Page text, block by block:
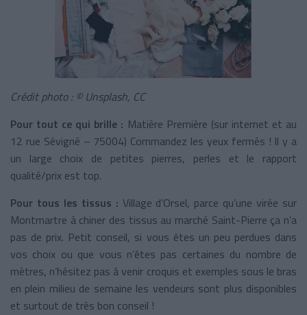
Crédit photo : © Unsplash, CC
Pour tout ce qui brille : Matière Première (sur internet et au
12 rue Sévigné – 75004) Commandez les yeux fermés ! Il y a
un large choix de petites pierres, perles et le rapport
qualité/prix est top.
Pour tous les tissus : Village d’Orsel, parce qu’une virée sur
Montmartre à chiner des tissus au marché Saint-Pierre ça n’a
pas de prix. Petit conseil, si vous êtes un peu perdues dans
vos choix ou que vous n’êtes pas certaines du nombre de
mètres, n’hésitez pas à venir croquis et exemples sous le bras
en plein milieu de semaine les vendeurs sont plus disponibles
et surtout de très bon conseil !